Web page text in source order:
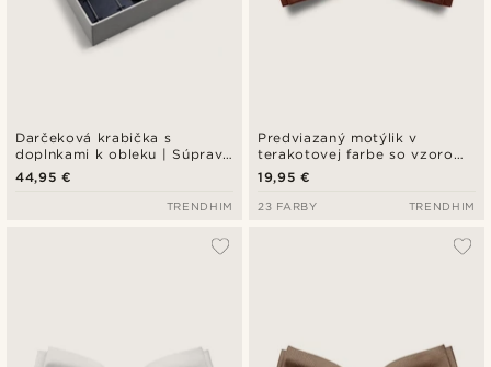
Darčeková krabička s
doplnkami k obleku | Súprava
v karmínovej a kráľovskej
modrej farbe
44,95 €
TRENDHIM
Predviazaný motýlik v
terakotovej farbe so vzorom
rybej kosti
19,95 €
23 FARBY TRENDHIM